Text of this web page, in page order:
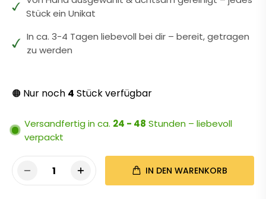
Stück ein Unikat
In ca. 3-4 Tagen liebevoll bei dir – bereit, getragen
zu werden
🟠 Nur noch 4 Stück verfügbar
Versandfertig in ca. 24 - 48 Stunden – liebevoll
verpackt
1 IN DEN WARENKORB